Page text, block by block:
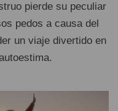
pierde su peculiar
pedos a causa del
un viaje divertido en